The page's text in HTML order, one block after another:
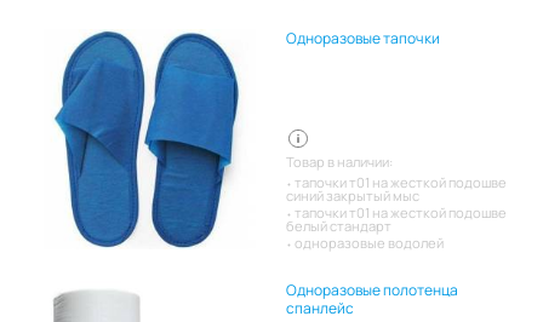
Одноразовые тапочки
Товар в наличии:
тапочки т01 на жесткой подошве
синий закрытый мыс
тапочки т01 на жесткой подошве
белый стандарт
одноразовые водолей
Одноразовые полотенца
спанлейс